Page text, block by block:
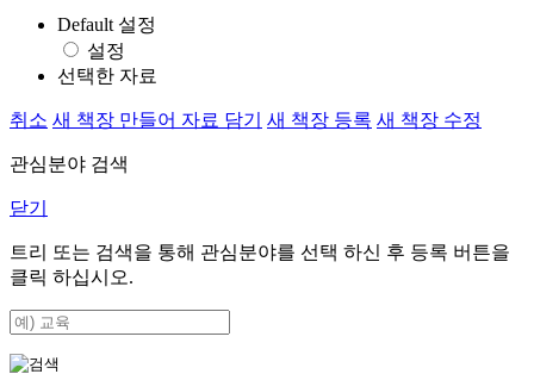
Default 설정
설정
선택한 자료
취소 새 책장 만들어 자료 담기 새 책장 등록 새 책장 수정
관심분야 검색
닫기
트리 또는 검색을 통해 관심분야를 선택 하신 후 등록 버튼을
클릭 하십시오.